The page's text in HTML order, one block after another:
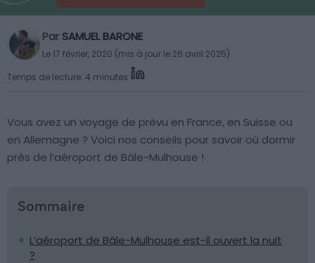
Par SAMUEL BARONE
Le 17 février, 2020 (mis à jour le 26 avril 2025)
Temps de lecture: 4 minutes
Vous avez un voyage de prévu en France, en Suisse ou
en Allemagne ? Voici nos conseils pour savoir où dormir
près de l’aéroport de Bâle-Mulhouse !
Sommaire
L’aéroport de Bâle-Mulhouse est-il ouvert la nuit
?